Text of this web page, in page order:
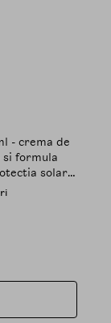
- crema de
formula
solara
in timpul